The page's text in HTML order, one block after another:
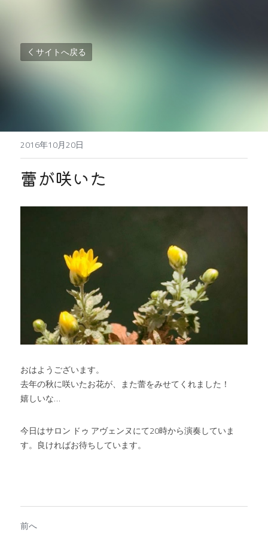
サイトへ戻る
2016年10月20日
蕾が咲いた
おはようございます。
去年の秋に咲いたお花が、また蕾をみせてくれました！
嬉しいな…
今日はサロン ドゥ アヴェンヌにて20時から演奏していま
す。良ければお待ちしています。
前へ